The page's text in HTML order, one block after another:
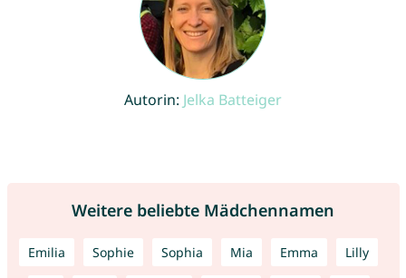
Autorin: Jelka Batteiger
Weitere beliebte Mädchennamen
Emilia Sophie Sophia Mia Emma Lilly